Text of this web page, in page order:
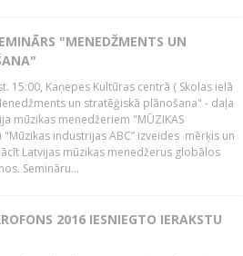
"MENEDŽMENTS UN
15:00, Kaņepes Kultūras centrā ( Skolas ielā
un stratēģiskā plānošana" - daļa
mūzikas menedžeriem "MŪZIKAS
"Mūzikas industrijas ABC” izveides mērķis un
Latvijas mūzikas menedžerus globālos
Semināru...
2016 IESNIEGTO IERAKSTU